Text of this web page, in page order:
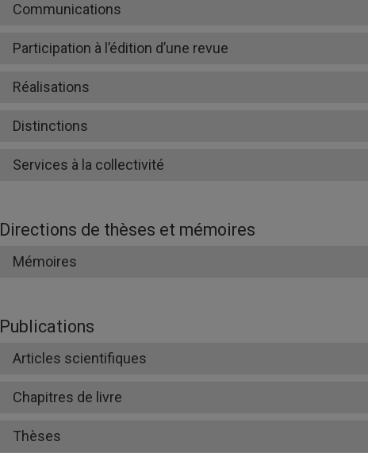
Communications
Participation à l’édition d’une revue
Réalisations
Distinctions
Services à la collectivité
Directions de thèses et mémoires
Mémoires
Publications
Articles scientifiques
Chapitres de livre
Thèses